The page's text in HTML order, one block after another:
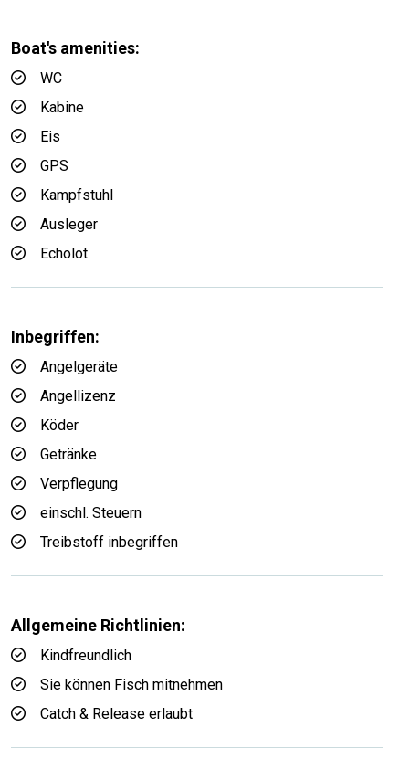
Boat's amenities:
WC
Kabine
Eis
GPS
Kampfstuhl
Ausleger
Echolot
Inbegriffen:
Angelgeräte
Angellizenz
Köder
Getränke
Verpflegung
einschl. Steuern
Treibstoff inbegriffen
Allgemeine Richtlinien:
Kindfreundlich
Sie können Fisch mitnehmen
Catch & Release erlaubt